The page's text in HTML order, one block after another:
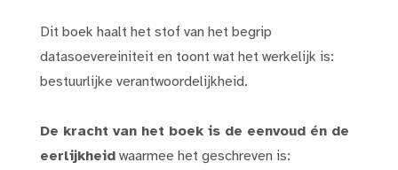
Dit boek haalt het stof van het begrip
datasoevereiniteit en toont wat het werkelijk is:
bestuurlijke verantwoordelijkheid.
De kracht van het boek is de eenvoud én de
eerlijkheid waarmee het geschreven is: